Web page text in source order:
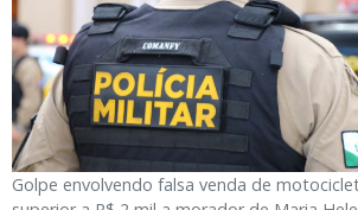
Golpe envolvendo falsa venda de